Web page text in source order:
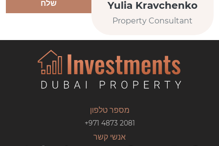
Yulia Kravchenko
Property Consultant
שלח
מספר טלפון
+971 4873 2081
אנשי קשר